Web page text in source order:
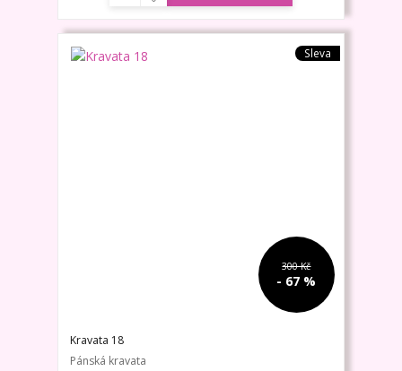
Sleva
300 Kč
- 67 %
Kravata 18
Pánská kravata